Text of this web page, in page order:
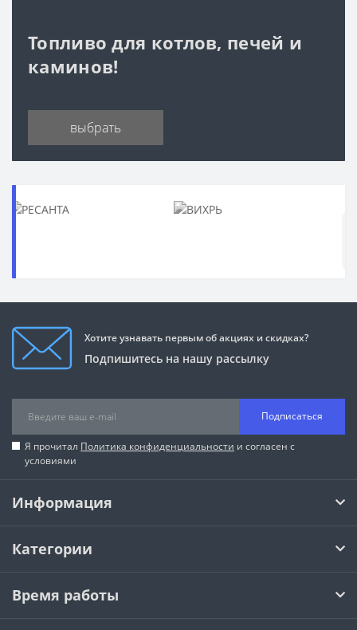
Топливо для котлов, печей и
каминов!
выбрать
Хотите узнавать первым об акциях и скидках?
Подпишитесь на нашу рассылку
Подписаться
Я прочитал Политика конфиденциальности и согласен с
условиями
Информация
Категории
Время работы